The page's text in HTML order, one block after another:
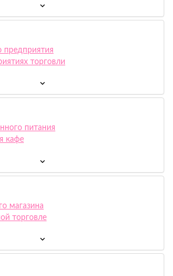
предприятия
торговли
питания
кафе
магазина
торговле